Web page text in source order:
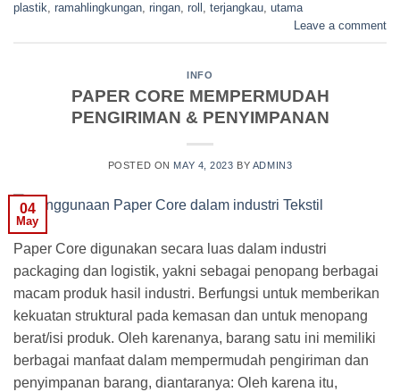
plastik, ramahlingkungan, ringan, roll , terjangkau, utama
Leave a comment
INFO
PAPER CORE MEMPERMUDAH
PENGIRIMAN & PENYIMPANAN
POSTED ON MAY 4, 2023 BY ADMIN3
04
May
Paper Core digunakan secara luas dalam industri
packaging dan logistik, yakni sebagai penopang berbagai
macam produk hasil industri. Berfungsi untuk memberikan
kekuatan struktural pada kemasan dan untuk menopang
berat/isi produk. Oleh karenanya, barang satu ini memiliki
berbagai manfaat dalam mempermudah pengiriman dan
penyimpanan barang, diantaranya: Oleh karena itu,